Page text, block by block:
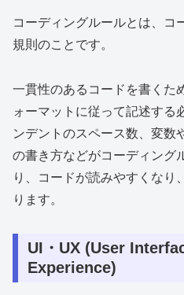
コーディングルールとは、コ
規則のことです。
一貫性のあるコードを書くた
ォーマットに従って記述する
ンデントのスペース数、変数
の書き方などがコーディング
り、コードが読みやすくなり
ります。
UI・UX (User
Experience)